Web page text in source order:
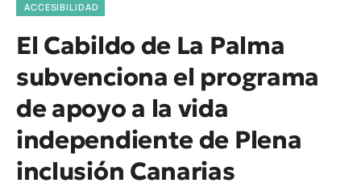
ACCESIBILIDAD
El Cabildo de La Palma
subvenciona el programa
de apoyo a la vida
independiente de Plena
inclusión Canarias